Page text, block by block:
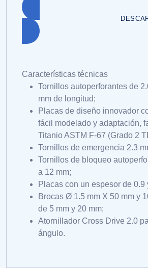
Características técnicas
Tornillos autoperforantes de
mm de longitud;
Placas de diseño innovador
fácil modelado y adaptación,
Titanio ASTM F-67 (Grado 2
Tornillos de emergencia 2.3
Tornillos de bloqueo
a 12 mm;
Placas con un espesor de 0.9
Brocas Ø 1.5 mm X 50 mm y
de 5 mm y 20 mm;
Atornillador Cross Drive 2.0
ángulo.